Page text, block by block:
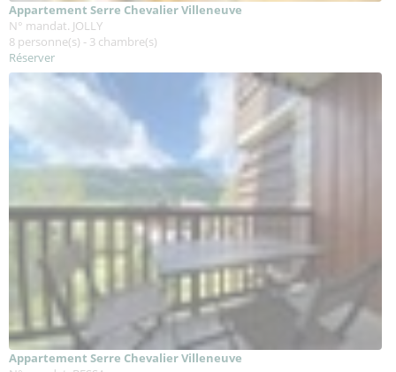
Appartement Serre Chevalier Villeneuve
N° mandat. JOLLY
8 personne(s) - 3 chambre(s)
Réserver
Appartement Serre Chevalier Villeneuve